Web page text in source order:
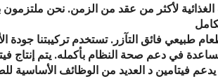
لأكثر من عقد من الزمن. نحن ملتزمون
في دعم صحة النظام بأكمله. يتم
فيتامين د العديد من الوظائف الأساسية